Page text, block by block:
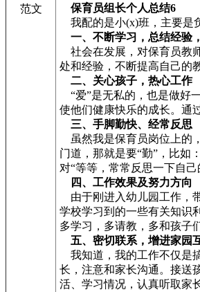
范文
保育员组长个人总结6
我配的是小(x)班，主要是
一、不断学习，总结经验
社会在发展，对保育员教
处和经验，不断提高自己的
二、关心孩子，热心工作
“爱”是无私的，也是做好
使他们健康快乐的成长。通
三、手脚勤快、经常反思
虽然我是保育员岗位上的
门道，那就是要“勤”，比如
对“等等，常常反思一下自
四、工作效果及努力方向
由于刚进入幼儿园工作，
学校学习到的一些有关知识
多学习，多请教，多和孩子
五、密切联系，增进家园
我知道，我的工作不仅是
长，注意和家长沟通。接送
活、学习情况，认真听取家